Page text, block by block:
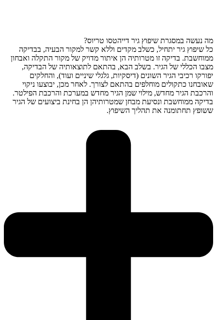
מה נעשה במסגרת שיפוץ גיר דייהטסו טריוס?
כל שיפוץ גיר יתחיל, כשלב מקדים וללא קשר למקור הבעיה, בבדיקה
ממוחשבת. בדיקה זו מטרותיה הן איתור מדויק של מקור התקלה ואבחון
מצבו הכללי של הגיר. בשלב הבא, בהתאם לתוצאותיה של הבדיקה,
יפורקו רכיבי הגיר השונים (דיסקיות, גלגלי שיניים ועוד), והחלקים
שאובחנו כתקולים מוחלפים בהתאם לצורך. לאחר מכן, יבוצעו ניקוי
והרכבת הגיר מחדש, מילוי שמן הגיר מחדש במערכת והרכבת הפילטר.
בדיקה ממוחשבת ונסיעת מבחן שמטרותיהן הן בחינת ביצועים של הגיר
ששופץ תחתומנה את תהליך השיפוץ.